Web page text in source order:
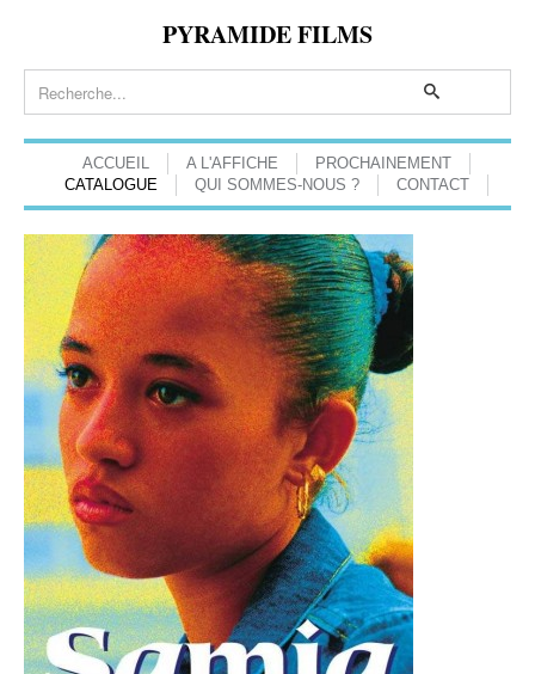
PYRAMIDE FILMS
ACCUEIL A L'AFFICHE
PROCHAINEMENT
CATALOGUE
QUI SOMMES-NOUS ? CONTACT